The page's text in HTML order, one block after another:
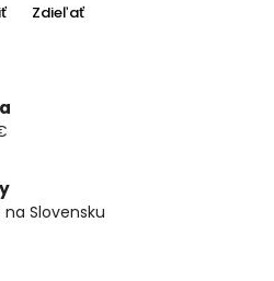
Zdieľať
Slovensku